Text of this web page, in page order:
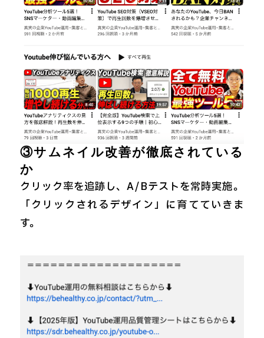
③サムネイル改善が徹底されている
か
クリック率を追跡し、A/Bテストを常時実施。
「クリックされるデザイン」に育てていきま
す。